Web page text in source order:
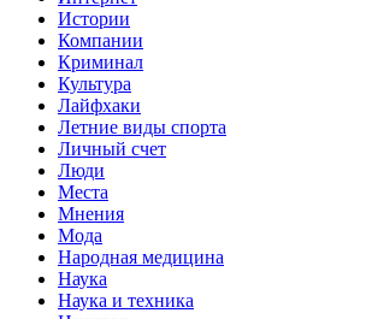
Истории
Компании
Криминал
Культура
Лайфхаки
Летние виды спорта
Личный счет
Люди
Места
Мнения
Мода
Народная медицина
Наука
Наука и техника